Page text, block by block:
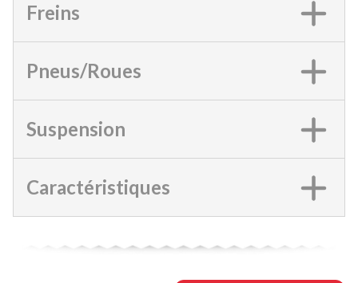
Freins
Pneus/Roues
Suspension
Caractéristiques